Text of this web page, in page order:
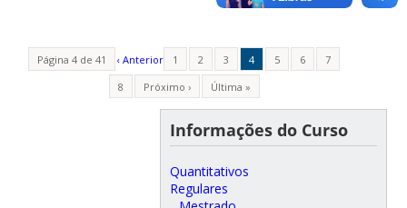
Página 4 de 41 ‹ Anterior 1 2 3 4 5 6
7
8
Próximo › Última »
Informações do Curso
Quantitativos
Regulares